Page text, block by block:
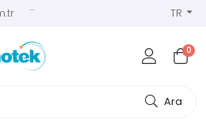
TR
0
Ara